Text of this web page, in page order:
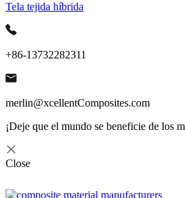
Tela tejida híbrida
+86-13732282311
merlin@xcellentComposites.com
¡Deje que el mundo se beneficie de los
Close